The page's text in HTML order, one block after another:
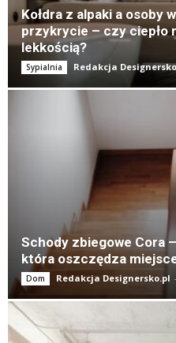
Kołdra z alpaki a osoby
przykrycie – czy ciepło
lekkością?
Sypialnia Redakcja
Schody zbiegowe Cora
która oszczędza
Dom Redakcja Designersko.pl -